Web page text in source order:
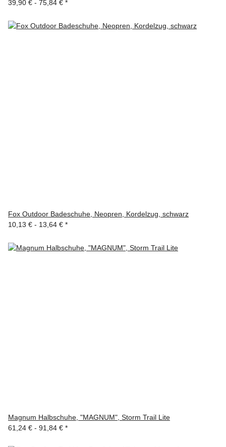
39,90 € - 75,84 € *
Fox Outdoor Badeschuhe, Neopren, Kordelzug, schwarz
10,13 € - 13,64 € *
Magnum Halbschuhe, "MAGNUM", Storm Trail Lite
61,24 € - 91,84 € *